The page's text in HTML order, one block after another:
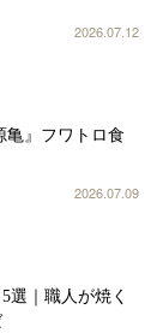
2026.07.12
亀』フワトロ食
2026.07.09
選｜職人が焼く